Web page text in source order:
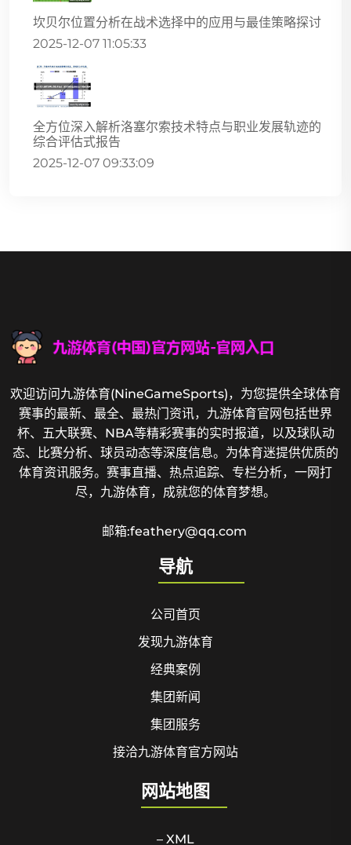
坎贝尔位置分析在战术选择中的应用与最佳策略探讨
2025-12-07 11:05:33
全方位深入解析洛塞尔索技术特点与职业发展轨迹的
综合评估式报告
2025-12-07 09:33:09
欢迎访问九游体育(NineGameSports)，为您提供全球体育
赛事的最新、最全、最热门资讯，九游体育官网包括世界
杯、五大联赛、NBA等精彩赛事的实时报道，以及球队动
态、比赛分析、球员动态等深度信息。为体育迷提供优质的
体育资讯服务。赛事直播、热点追踪、专栏分析，一网打
尽，九游体育，成就您的体育梦想。
邮箱:feathery@qq.com
导航
公司首页
发现九游体育
经典案例
集团新闻
集团服务
接洽九游体育官方网站
网站地图
– XML